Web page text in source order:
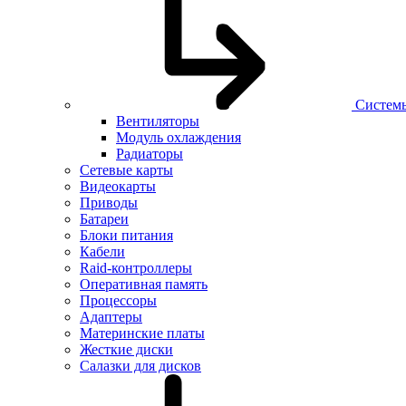
Вентиляторы
Модуль охлаждения
Радиаторы
Сетевые карты
Видеокарты
Приводы
Батареи
Блоки питания
Кабели
Raid-контроллеры
Оперативная память
Процессоры
Адаптеры
Материнские платы
Жесткие диски
Салазки для дисков